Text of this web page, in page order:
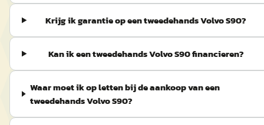
Krijg ik garantie op een tweedehands Volvo S90?
Kan ik een tweedehands Volvo S90 financieren?
Waar moet ik op letten bij de aankoop van een
tweedehands Volvo S90?